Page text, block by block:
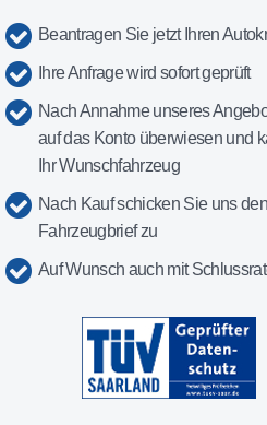
Beantragen Sie jetzt Ihren
Ihre Anfrage wird sofort geprüft
Nach Annahme unseres
auf das Konto überwiesen und
Ihr Wunschfahrzeug
Nach Kauf schicken Sie uns
Fahrzeugbrief zu
Auf Wunsch auch mit